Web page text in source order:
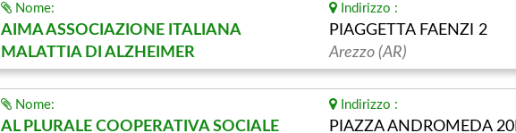
Nome:
AIMA ASSOCIAZIONE ITALIANA
MALATTIA DI ALZHEIMER
Indirizzo :
PIAGGETTA FAENZI 2
Arezzo (AR)
Nome:
AL PLURALE COOPERATIVA SOCIALE
Indirizzo :
PIAZZA ANDROMEDA